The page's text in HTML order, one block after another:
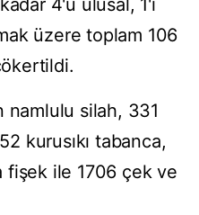
4'ü ulusal, 1'i
üzere toplam 106
namlulu silah, 331
kurusıkı tabanca,
fişek ile 1706 çek ve